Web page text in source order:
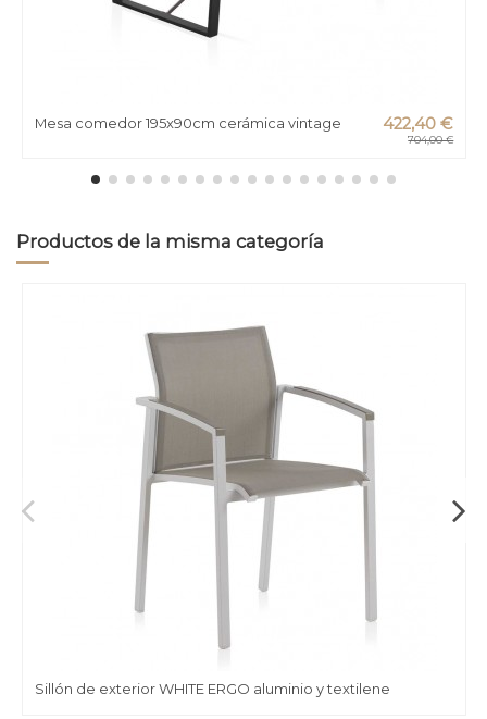
Mesa comedor 195x90cm cerámica vintage 422,40 €
704,00 €
Productos de la misma categoría
Sillón de exterior WHITE ERGO aluminio y textilene